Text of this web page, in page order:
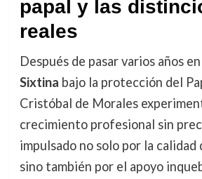
papal y las
reales
Después de pasar varios años
Sixtina bajo la protección del
Cristóbal de Morales
crecimiento profesional sin
impulsado no solo por la calidad
sino también por el apoyo